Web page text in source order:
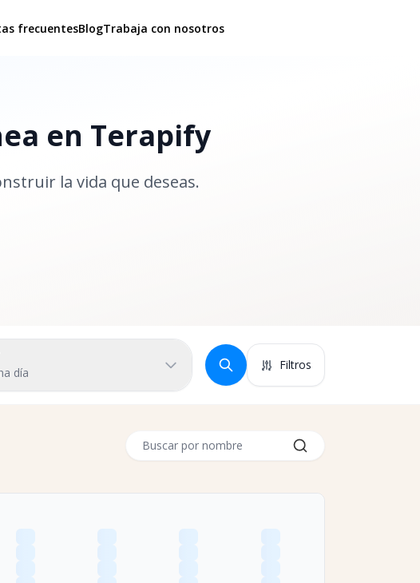
frecuentesBlogTrabaja con nosotros
en Terapify
la vida que deseas.
día
Filtros
Buscar por nombre